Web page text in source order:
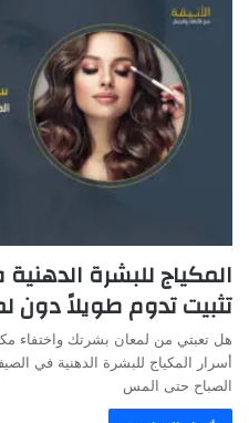
المكياج للبشرة
تثبيت تدوم طويلاً دون
هل تعبتي من لمعان بشرتك واختفاء
أسرار المكياج للبشرة الدهنية في
الصباح حتى المس